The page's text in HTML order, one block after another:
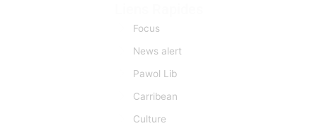
Focus
News alert
Pawol Lib
Carribean
Culture